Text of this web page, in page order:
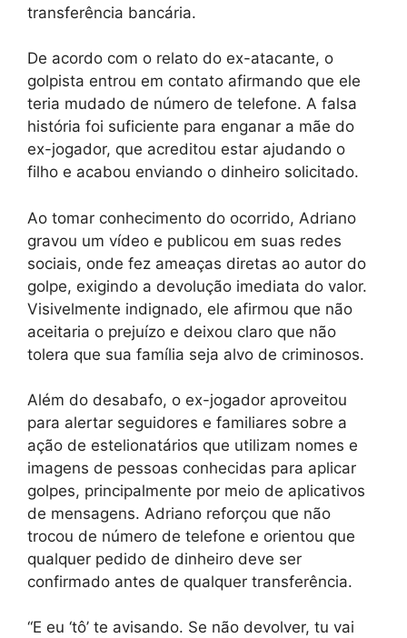
transferência bancária.
De acordo com o relato do ex-atacante, o
golpista entrou em contato afirmando que ele
teria mudado de número de telefone. A falsa
história foi suficiente para enganar a mãe do
ex-jogador, que acreditou estar ajudando o
filho e acabou enviando o dinheiro solicitado.
Ao tomar conhecimento do ocorrido, Adriano
gravou um vídeo e publicou em suas redes
sociais, onde fez ameaças diretas ao autor do
golpe, exigindo a devolução imediata do valor.
Visivelmente indignado, ele afirmou que não
aceitaria o prejuízo e deixou claro que não
tolera que sua família seja alvo de criminosos.
Além do desabafo, o ex-jogador aproveitou
para alertar seguidores e familiares sobre a
ação de estelionatários que utilizam nomes e
imagens de pessoas conhecidas para aplicar
golpes, principalmente por meio de aplicativos
de mensagens. Adriano reforçou que não
trocou de número de telefone e orientou que
qualquer pedido de dinheiro deve ser
confirmado antes de qualquer transferência.
“E eu ‘tô’ te avisando. Se não devolver, tu vai